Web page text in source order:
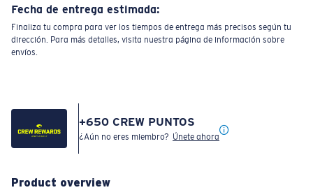
Fecha de entrega estimada:
Finaliza tu compra para ver los tiempos de entrega más precisos según tu
dirección. Para más detalles, visita nuestra página de información sobre
envíos.
+650 CREW PUNTOS
¿Aún no eres miembro? Únete ahora
Product overview